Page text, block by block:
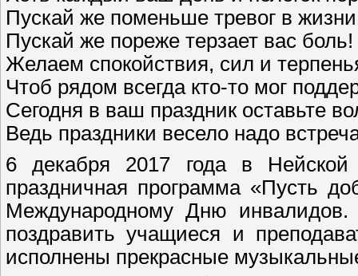
Пускай же поменьше тревог в жизни
Пускай же пореже терзает вас боль!
Желаем спокойствия, сил и
Чтоб рядом всегда кто-то мог
Сегодня в ваш праздник оставьте
Ведь праздники весело надо
6 декабря 2017 года в
праздничная программа «Пусть
Международному Дню
поздравить учащиеся и
исполнены прекрасные